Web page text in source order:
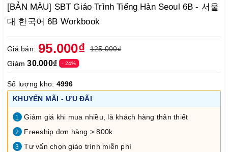
[BẢN MÀU] SBT Giáo Trình Tiếng Hàn Seoul 6B - 서울
대 한국어 6B Workbook
Giá bán: 95.000₫
125.000₫
Giảm30.000₫ - 24%
Số lượng kho: 4996
KHUYẾN MÃI - ƯU ĐÃI
1 Giảm giá khi mua nhiều, là khách hàng thân thiết
2 Freeship đơn hàng > 800k
3 Tư vấn chọn giáo trình miễn phí